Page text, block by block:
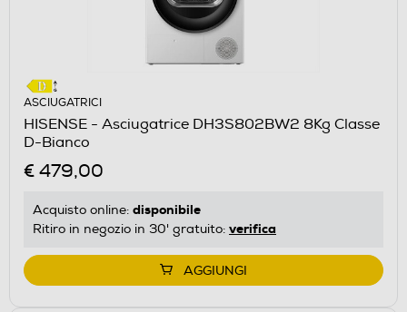
ASCIUGATRICI
HISENSE - Asciugatrice DH3S802BW2 8Kg Classe
D-Bianco
€ 479,00
Acquisto online: disponibile
Ritiro in negozio in 30' gratuito: verifica
AGGIUNGI